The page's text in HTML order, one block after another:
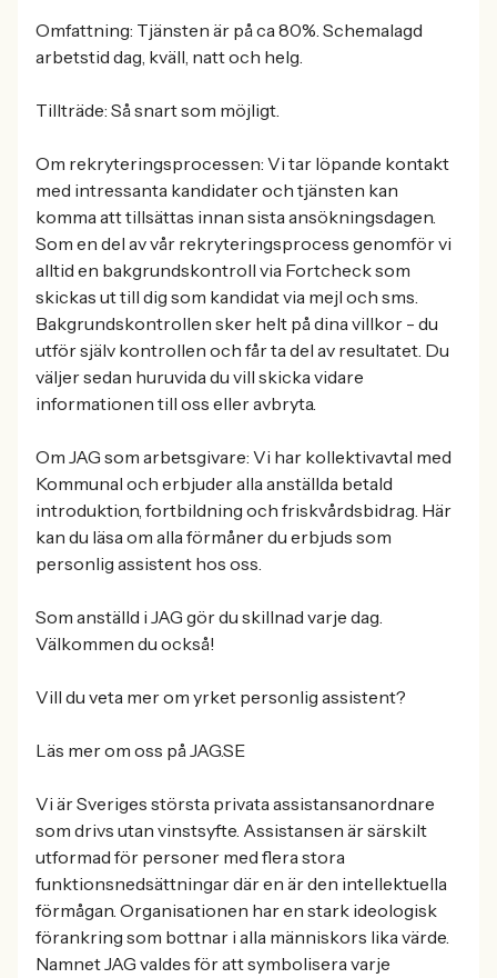
Omfattning: Tjänsten är på ca 80%. Schemalagd
arbetstid dag, kväll, natt och helg.
Tillträde: Så snart som möjligt.
Om rekryteringsprocessen: Vi tar löpande kontakt
med intressanta kandidater och tjänsten kan
komma att tillsättas innan sista ansökningsdagen.
Som en del av vår rekryteringsprocess genomför vi
alltid en bakgrundskontroll via Fortcheck som
skickas ut till dig som kandidat via mejl och sms.
Bakgrundskontrollen sker helt på dina villkor - du
utför själv kontrollen och får ta del av resultatet. Du
väljer sedan huruvida du vill skicka vidare
informationen till oss eller avbryta.
Om JAG som arbetsgivare: Vi har kollektivavtal med
Kommunal och erbjuder alla anställda betald
introduktion, fortbildning och friskvårdsbidrag. Här
kan du läsa om alla förmåner du erbjuds som
personlig assistent hos oss.
Som anställd i JAG gör du skillnad varje dag.
Välkommen du också!
Vill du veta mer om yrket personlig assistent?
Läs mer om oss på JAG.SE
Vi är Sveriges största privata assistansanordnare
som drivs utan vinstsyfte. Assistansen är särskilt
utformad för personer med flera stora
funktionsnedsättningar där en är den intellektuella
förmågan. Organisationen har en stark ideologisk
förankring som bottnar i alla människors lika värde.
Namnet JAG valdes för att symbolisera varje